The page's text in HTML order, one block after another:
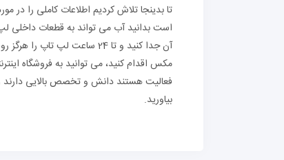
تا بدینجا تلاش کردیم اطلاعات کاملی را در
است بدانید آب می تواند به قطعات داخلی
فعالیت هستند دانش و تخصص بالایی دارند
بیاورید.